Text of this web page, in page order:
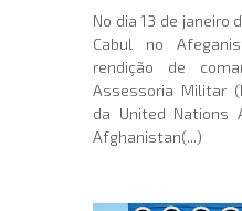
No dia 13 de janeiro
Cabul no
rendição de
Assessoria Militar
da United Nations
Afghanistan(...)